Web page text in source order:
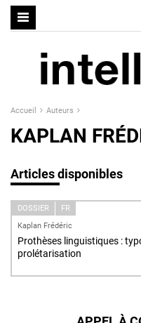
Accueil Auteurs
KAPLAN
Articles disponibles
DOSSIER
FR
Kaplan Frédéric
Prothèses linguistiques :
prolétarisation